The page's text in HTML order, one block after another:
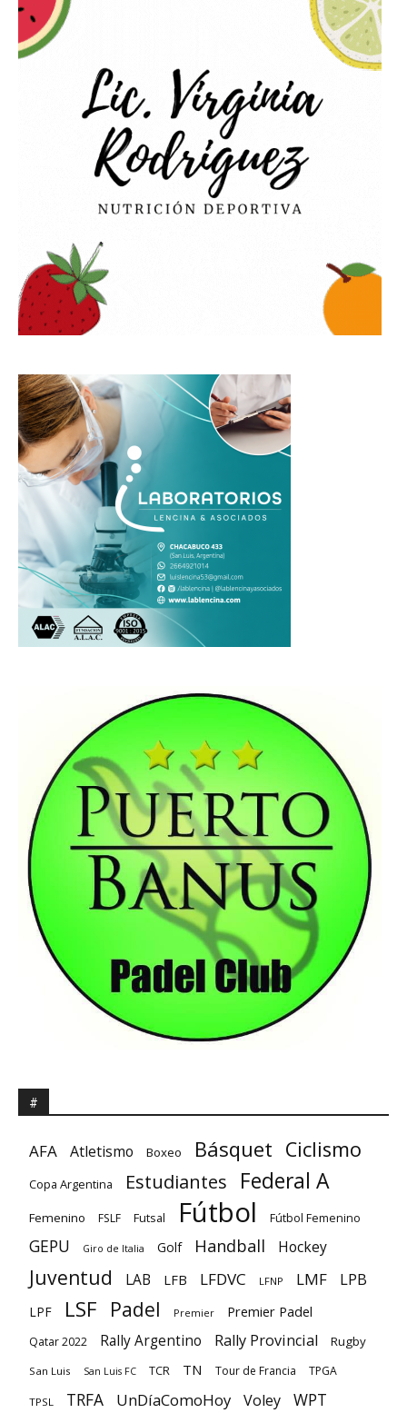
#
AFA Atletismo Boxeo Básquet Ciclismo
Copa Argentina Estudiantes Federal A
Femenino FSLF Futsal Fútbol Fútbol Femenino
GEPU Giro de Italia Golf Handball Hockey
Juventud LAB LFB LFDVC LFNP LMF LPB
LPF LSF Padel Premier Premier Padel
Qatar 2022 Rally Argentino Rally Provincial Rugby
San Luis San Luis FC TCR TN Tour de Francia TPGA
TPSL TRFA UnDíaComoHoy Voley WPT